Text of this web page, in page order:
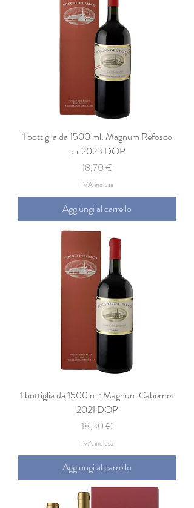
1 bottiglia da 1500 ml: Magnum Refosco
p.r 2023 DOP
Prezzo
18,70 €
IVA inclusa
Aggiungi al carrello
1 bottiglia da 1500 ml: Magnum Cabernet
2021 DOP
Prezzo
18,30 €
IVA inclusa
Aggiungi al carrello